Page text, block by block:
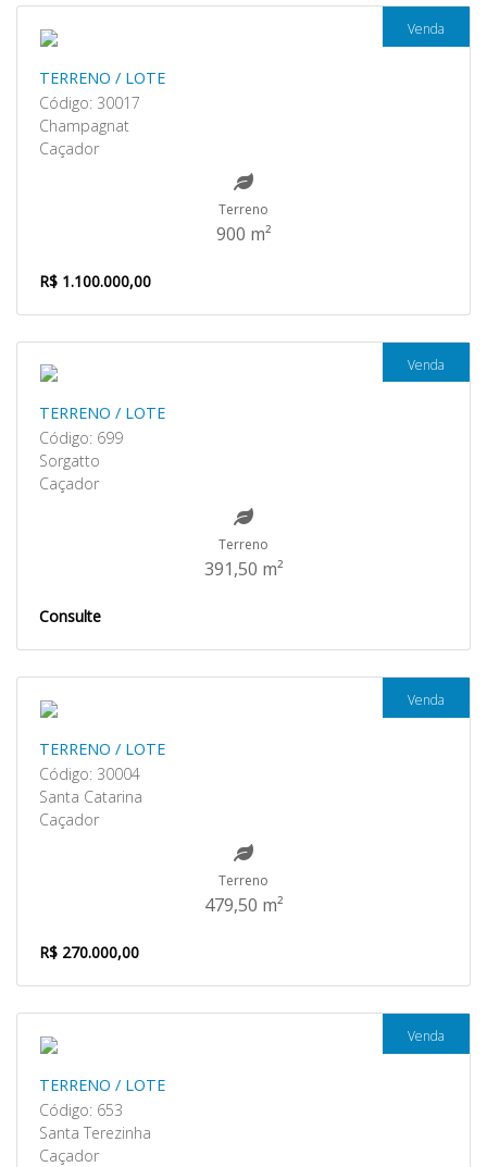
Venda
TERRENO / LOTE
Código: 30017
Champagnat
Caçador
Terreno
900 m²
R$ 1.100.000,00
Venda
TERRENO / LOTE
Código: 699
Sorgatto
Caçador
Terreno
391,50 m²
Consulte
Venda
TERRENO / LOTE
Código: 30004
Santa Catarina
Caçador
Terreno
479,50 m²
R$ 270.000,00
Venda
TERRENO / LOTE
Código: 653
Santa Terezinha
Caçador